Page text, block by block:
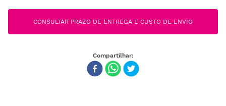
CONSULTAR PRAZO DE ENTREGA E CUSTO DE ENVIO